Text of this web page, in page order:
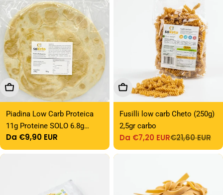
Scegli Le Opzioni
Piadina Low Carb Proteica
11g Proteine SOLO 6.8g
Carbo per Piadina - Piada
Keto 22.9g Fibre Olio Cocco -
Prezzo
normale
Da €9,90 EUR
Scegli Le Opzioni
Fusilli low carb Cheto (250g)
2,5gr carbo
Prezzo
di
Da €7,20 EUR
Prezzo
normale
€21,60 EUR